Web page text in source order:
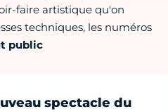
faire artistique qu'on
techniques, les numéros
public
spectacle du